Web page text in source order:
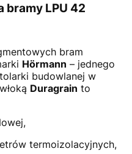
bramy LPU 42
bram
Hörmann – jednego
budowlanej w
Duragrain to
termoizolacyjnych,